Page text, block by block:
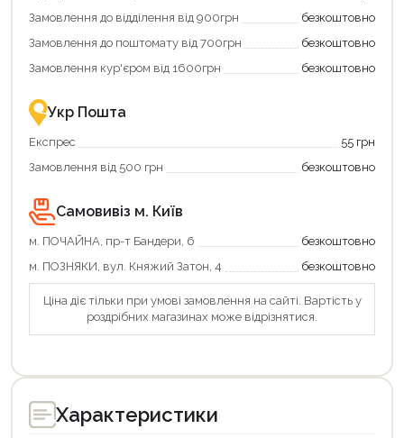
переваги!
картою
єКнига
–
зручно
та
повернення
Економте
більше
разом
державною
підтримкою!
Замовлення до відділення від 900грн
безкоштовно
Замовлення до поштомату від 700грн
безкоштовно
Замовлення кур'єром від 1600грн
безкоштовно
Укр Пошта
Експрес
55 грн
Замовлення від 500 грн
безкоштовно
Самовивіз м. Київ
м. ПОЧАЙНА, пр-т Бандери, 6
безкоштовно
м. ПОЗНЯКИ, вул. Княжий Затон, 4
безкоштовно
Ціна діє тільки при умові замовлення на сайті. Вартість у
роздрібних магазинах може відрізнятися.
Характеристики